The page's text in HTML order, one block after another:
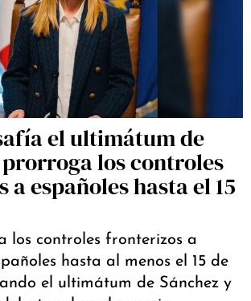
el ultimátum de
prorroga los controles
españoles hasta el 15
los controles fronterizos a
hasta al menos el 15 de
el ultimátum de Sánchez y